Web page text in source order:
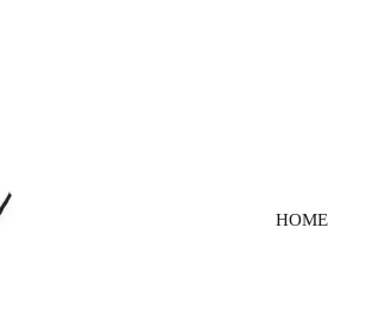
HOME